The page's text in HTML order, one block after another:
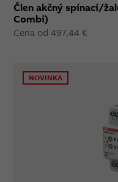
Člen akčný spínací/
Combi)
Cena od 497,44 €
NOVINKA